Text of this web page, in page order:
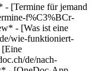
- [Termine für jemand
f%C3%BCr-
- [Was ist eine
wie-funktioniert-
[Eine
de/nach-